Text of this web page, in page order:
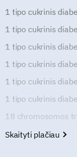
1 tipo cukrinis
1 tipo cukrinis
1 tipo cukrinis
1 tipo cukrinis
1 tipo cukrinis
1 tipo cukrinis
18 chromosomos
Skaityti plačiau